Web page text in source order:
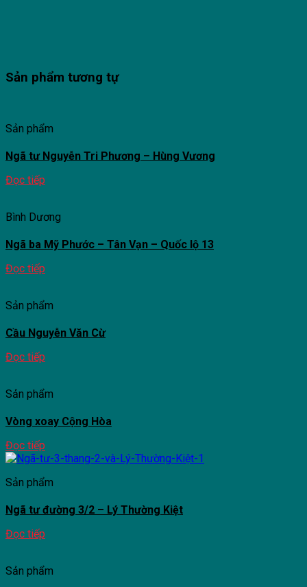
Sản phẩm tương tự
Sản phẩm
Ngã tư Nguyễn Tri Phương – Hùng Vương
Đọc tiếp
Bình Dương
Ngã ba Mỹ Phước – Tân Vạn – Quốc lộ 13
Đọc tiếp
Sản phẩm
Cầu Nguyễn Văn Cừ
Đọc tiếp
Sản phẩm
Vòng xoay Cộng Hòa
Đọc tiếp
Sản phẩm
Ngã tư đường 3/2 – Lý Thường Kiệt
Đọc tiếp
Sản phẩm